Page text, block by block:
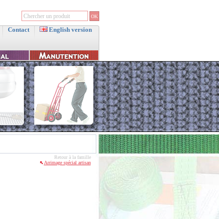
Contact English version
Retour à la famille
Arrimage spécial artisan